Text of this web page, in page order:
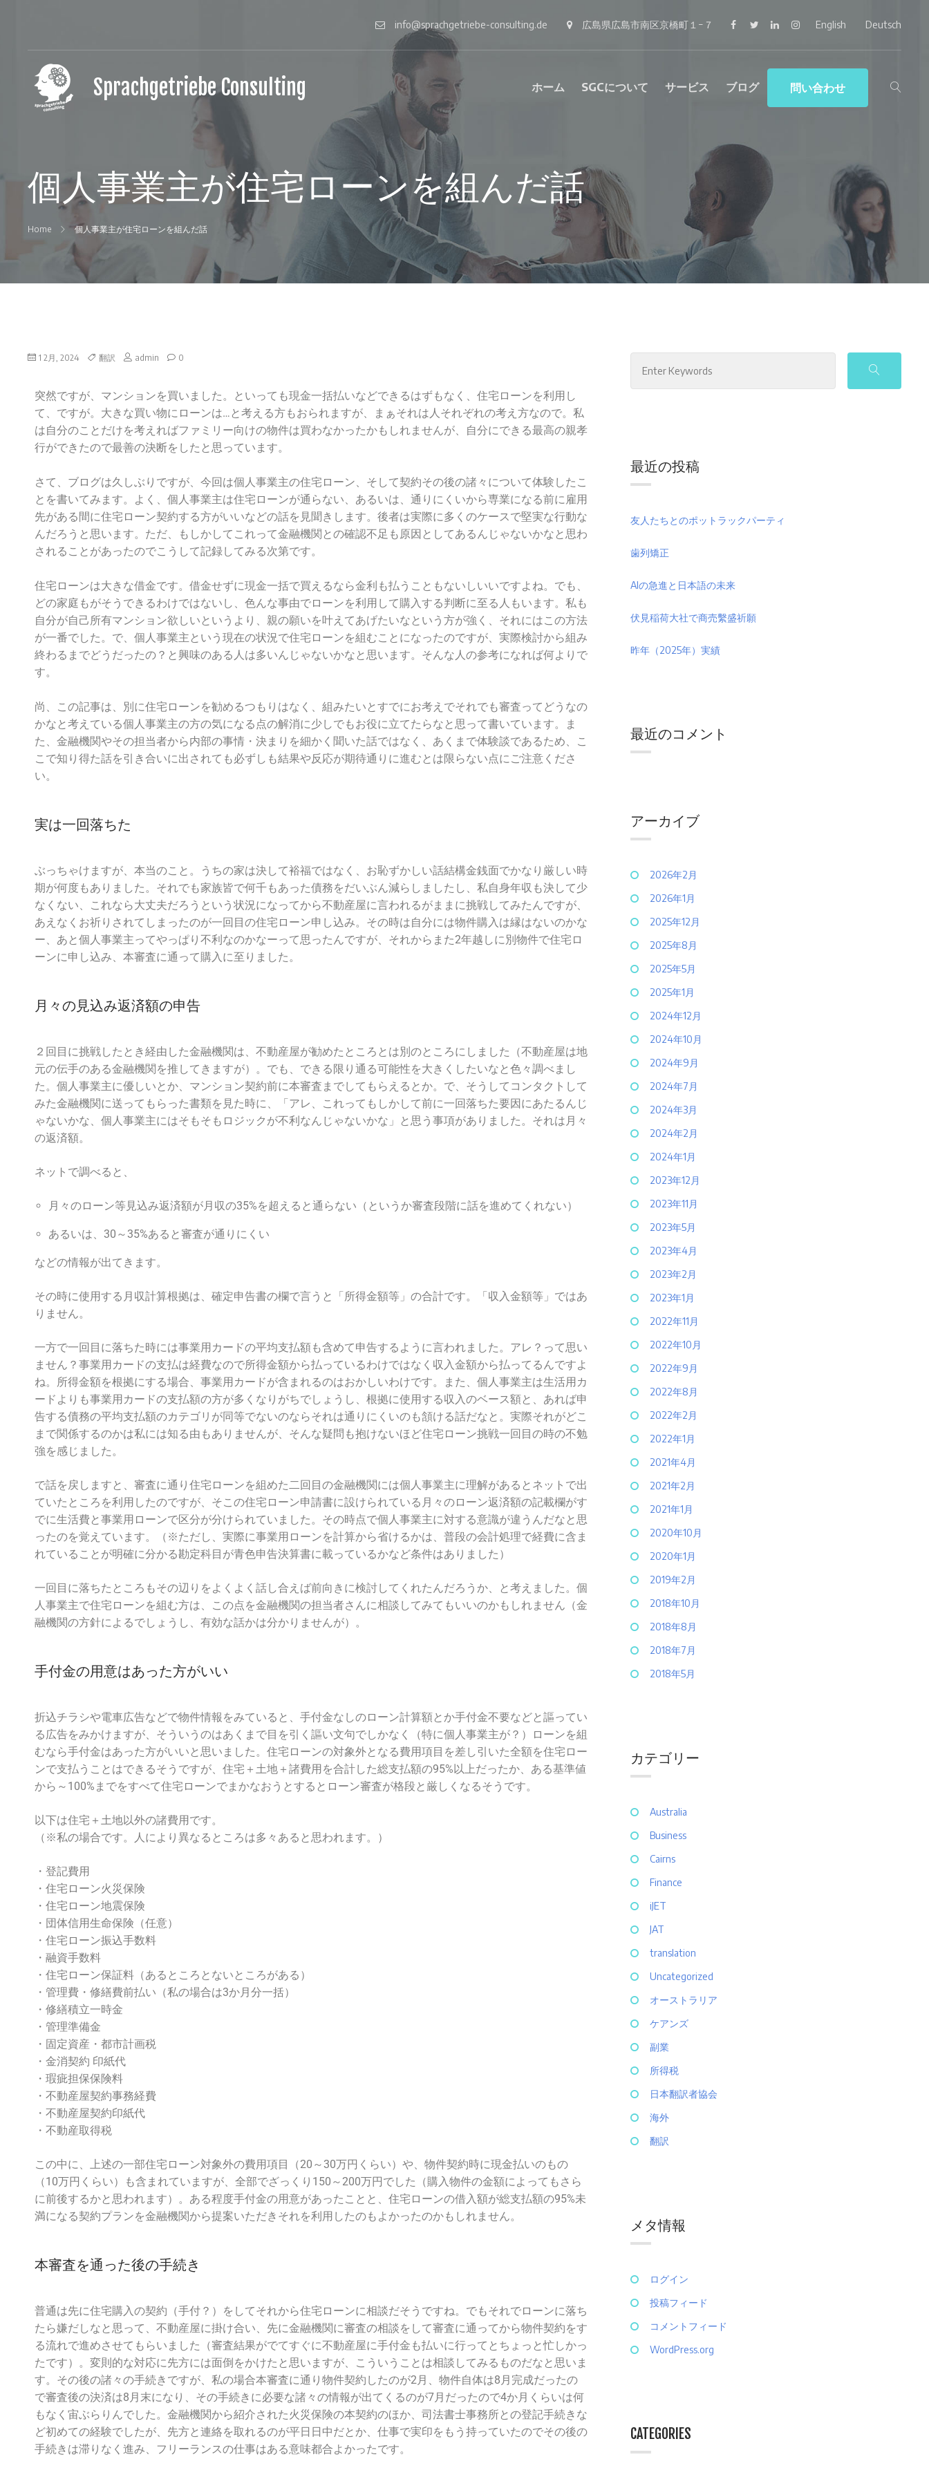
info@sprachgetriebe-consulting.de 広島県広島市南区京橋町１−７ FacebookTwitterLinkedInInstagram
English Deutsch
Sprachgetriebe Consulting
国
ー
ト
ナ
と
合
よ
う
ビ
ジ
を
サ
ポ
ー
ト
た
し
ま
す
ホーム SGCについて サービス ブログ 問い合わせ
個人事業主が住宅ローンを組んだ話
Home 個人事業主が住宅ローンを組んだ話
1 2月, 2024 翻訳 admin 0
突然ですが、マンションを買いました。といっても現金一括払いなどできるはずもなく、住宅ローンを利用し
て、ですが。大きな買い物にローンは…と考える方もおられますが、まぁそれは人それぞれの考え方なので。私
は自分のことだけを考えればファミリー向けの物件は買わなかったかもしれませんが、自分にできる最高の親孝
行ができたので最善の決断をしたと思っています。
さて、ブログは久しぶりですが、今回は個人事業主の住宅ローン、そして契約その後の諸々について体験したこ
とを書いてみます。よく、個人事業主は住宅ローンが通らない、あるいは、通りにくいから専業になる前に雇用
先がある間に住宅ローン契約する方がいいなどの話を見聞きします。後者は実際に多くのケースで堅実な行動な
んだろうと思います。ただ、もしかしてこれって金融機関との確認不足も原因としてあるんじゃないかなと思わ
されることがあったのでこうして記録してみる次第です。
住宅ローンは大きな借金です。借金せずに現金一括で買えるなら金利も払うこともないしいいですよね。でも、
どの家庭もがそうできるわけではないし、色んな事由でローンを利用して購入する判断に至る人もいます。私も
自分が自己所有マンション欲しいというより、親の願いを叶えてあげたいなという方が強く、それにはこの方法
が一番でした。で、個人事業主という現在の状況で住宅ローンを組むことになったのですが、実際検討から組み
終わるまでどうだったの？と興味のある人は多いんじゃないかなと思います。そんな人の参考になれば何よりで
す。
尚、この記事は、別に住宅ローンを勧めるつもりはなく、組みたいとすでにお考えでそれでも審査ってどうなの
かなと考えている個人事業主の方の気になる点の解消に少しでもお役に立てたらなと思って書いています。ま
た、金融機関やその担当者から内部の事情・決まりを細かく聞いた話ではなく、あくまで体験談であるため、こ
こで知り得た話を引き合いに出されても必ずしも結果や反応が期待通りに進むとは限らない点にご注意くださ
い。
実は一回落ちた
ぶっちゃけますが、本当のこと。うちの家は決して裕福ではなく、お恥ずかしい話結構金銭面でかなり厳しい時
期が何度もありました。それでも家族皆で何千もあった債務をだいぶん減らしましたし、私自身年収も決して少
なくない、これなら大丈夫だろうという状況になってから不動産屋に言われるがままに挑戦してみたんですが、
あえなくお祈りされてしまったのが一回目の住宅ローン申し込み。その時は自分には物件購入は縁はないのかな
ー、あと個人事業主ってやっぱり不利なのかなーって思ったんですが、それからまた2年越しに別物件で住宅ロ
ーンに申し込み、本審査に通って購入に至りました。
月々の見込み返済額の申告
２回目に挑戦したとき経由した金融機関は、不動産屋が勧めたところとは別のところにしました（不動産屋は地
元の伝手のある金融機関を推してきますが）。でも、できる限り通る可能性を大きくしたいなと色々調べまし
た。個人事業主に優しいとか、マンション契約前に本審査までしてもらえるとか。で、そうしてコンタクトして
みた金融機関に送ってもらった書類を見た時に、「アレ、これってもしかして前に一回落ちた要因にあたるんじ
ゃないかな、個人事業主にはそもそもロジックが不利なんじゃないかな」と思う事項がありました。それは月々
の返済額。
ネットで調べると、
月々のローン等見込み返済額が月収の35%を超えると通らない（というか審査段階に話を進めてくれない）
あるいは、30～35%あると審査が通りにくい
などの情報が出てきます。
その時に使用する月収計算根拠は、確定申告書の欄で言うと「所得金額等」の合計です。「収入金額等」ではあ
りません。
一方で一回目に落ちた時には事業用カードの平均支払額も含めて申告するように言われました。アレ？って思い
ません？事業用カードの支払は経費なので所得金額から払っているわけではなく収入金額から払ってるんですよ
ね。所得金額を根拠にする場合、事業用カードが含まれるのはおかしいわけです。また、個人事業主は生活用カ
ードよりも事業用カードの支払額の方が多くなりがちでしょうし、根拠に使用する収入のベース額と、あれば申
告する債務の平均支払額のカテゴリが同等でないのならそれは通りにくいのも頷ける話だなと。実際それがどこ
まで関係するのかは私には知る由もありませんが、そんな疑問も抱けないほど住宅ローン挑戦一回目の時の不勉
強を感じました。
で話を戻しますと、審査に通り住宅ローンを組めた二回目の金融機関には個人事業主に理解があるとネットで出
ていたところを利用したのですが、そこの住宅ローン申請書に設けられている月々のローン返済額の記載欄がす
でに生活費と事業用ローンで区分が分けられていました。その時点で個人事業主に対する意識が違うんだなと思
ったのを覚えています。
（※ただし、実際に事業用ローンを計算から省けるかは、普段の会計処理で経費に含ま
れていることが明確に分かる勘定科目が青色申告決算書に載っているかなど条件はありました）
一回目に落ちたところもその辺りをよくよく話し合えば前向きに検討してくれたんだろうか、と考えました。個
人事業主で住宅ローンを組む方は、この点を金融機関の担当者さんに相談してみてもいいのかもしれません（金
融機関の方針によるでしょうし、有効な話かは分かりませんが）。
手付金の用意はあった方がいい
折込チラシや電車広告などで物件情報をみていると、手付金なしのローン計算額とか手付金不要などと謳ってい
る広告をみかけますが、そういうのはあくまで目を引く謳い文句でしかなく（特に個人事業主が？）ローンを組
むなら手付金はあった方がいいと思いました。住宅ローンの対象外となる費用項目を差し引いた全額を住宅ロー
ンで支払うことはできるそうですが、住宅＋土地＋諸費用を合計した総支払額の95%以上だったか、ある基準値
から～100%までをすべて住宅ローンでまかなおうとするとローン審査が格段と厳しくなるそうです。
以下は住宅＋土地以外の諸費用です。
（※私の場合です。人により異なるところは多々あると思われます。）
・登記費用
・住宅ローン火災保険
・住宅ローン地震保険
・団体信用生命保険（任意）
・住宅ローン振込手数料
・融資手数料
・住宅ローン保証料（あるところとないところがある）
・管理費・修繕費前払い（私の場合は3か月分一括）
・修繕積立一時金
・管理準備金
・固定資産・都市計画税
・金消契約 印紙代
・瑕疵担保保険料
・不動産屋契約事務経費
・不動産屋契約印紙代
・不動産取得税
この中に、上述の一部住宅ローン対象外の費用項目（20～30万円くらい）や、物件契約時に現金払いのもの
（10万円くらい）も含まれていますが、全部でざっくり150～200万円でした（購入物件の金額によってもさら
に前後するかと思われます）。ある程度手付金の用意があったことと、住宅ローンの借入額が総支払額の95%未
満になる契約プランを金融機関から提案いただきそれを利用したのもよかったのかもしれません。
本審査を通った後の手続き
普通は先に住宅購入の契約（手付？）をしてそれから住宅ローンに相談だそうですね。でもそれでローンに落ち
たら嫌だしなと思って、不動産屋に掛け合い、先に金融機関に審査の相談をして審査に通ってから物件契約をす
る流れで進めさせてもらいました（審査結果がでてすぐに不動産屋に手付金も払いに行ってとちょっと忙しかっ
たです）。変則的な対応に先方には面倒をかけたと思いますが、こういうことは相談してみるものだなと思いま
す。その後の諸々の手続きですが、私の場合本審査に通り物件契約したのが2月、物件自体は8月完成だったの
で審査後の決済は8月末になり、その手続きに必要な諸々の情報が出てくるのが7月だったので4か月くらいは何
もなく宙ぶらりんでした。金融機関から紹介された火災保険の本契約のほか、司法書士事務所との登記手続きな
ど初めての経験でしたが、先方と連絡を取れるのが平日日中だとか、仕事で実印をもう持っていたのでその後の
手続きは滞りなく進み、フリーランスの仕事はある意味都合よかったです。
最近の投稿
友人たちとのポットラックパーティ
歯列矯正
AIの急進と日本語の未来
伏見稲荷大社で商売繫盛祈願
昨年（2025年）実績
最近のコメント
アーカイブ
2026年2月
2026年1月
2025年12月
2025年8月
2025年5月
2025年1月
2024年12月
2024年10月
2024年9月
2024年7月
2024年3月
2024年2月
2024年1月
2023年12月
2023年11月
2023年5月
2023年4月
2023年2月
2023年1月
2022年11月
2022年10月
2022年9月
2022年8月
2022年2月
2022年1月
2021年4月
2021年2月
2021年1月
2020年10月
2020年1月
2019年2月
2018年10月
2018年8月
2018年7月
2018年5月
カテゴリー
Australia
Business
Cairns
Finance
iJET
JAT
translation
Uncategorized
オーストラリア
ケアンズ
副業
所得税
日本翻訳者協会
海外
翻訳
メタ情報
ログイン
投稿フィード
コメントフィード
WordPress.org
CATEGORIES